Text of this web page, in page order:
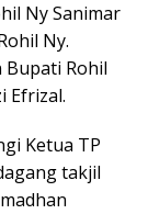
Ny Sanimar
Ny.
Bupati Rohil
Efrizal.
Ketua TP
takjil